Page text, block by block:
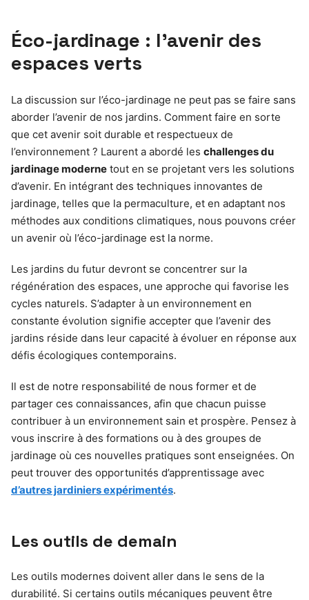
Éco-jardinage : l’avenir des
espaces verts
La discussion sur l’éco-jardinage ne peut pas se faire sans
aborder l’avenir de nos jardins. Comment faire en sorte
que cet avenir soit durable et respectueux de
l’environnement ? Laurent a abordé les challenges du
jardinage moderne tout en se projetant vers les solutions
d’avenir. En intégrant des techniques innovantes de
jardinage, telles que la permaculture, et en adaptant nos
méthodes aux conditions climatiques, nous pouvons créer
un avenir où l’éco-jardinage est la norme.
Les jardins du futur devront se concentrer sur la
régénération des espaces, une approche qui favorise les
cycles naturels. S’adapter à un environnement en
constante évolution signifie accepter que l’avenir des
jardins réside dans leur capacité à évoluer en réponse aux
défis écologiques contemporains.
Il est de notre responsabilité de nous former et de
partager ces connaissances, afin que chacun puisse
contribuer à un environnement sain et prospère. Pensez à
vous inscrire à des formations ou à des groupes de
jardinage où ces nouvelles pratiques sont enseignées. On
peut trouver des opportunités d’apprentissage avec
d’autres jardiniers expérimentés.
Les outils de demain
Les outils modernes doivent aller dans le sens de la
durabilité. Si certains outils mécaniques peuvent être